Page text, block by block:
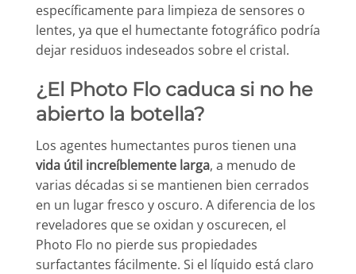
específicamente para limpieza de sensores o
lentes, ya que el humectante fotográfico podría
dejar residuos indeseados sobre el cristal.
¿El Photo Flo caduca si no he
abierto la botella?
Los agentes humectantes puros tienen una
vida útil increíblemente larga, a menudo de
varias décadas si se mantienen bien cerrados
en un lugar fresco y oscuro. A diferencia de los
reveladores que se oxidan y oscurecen, el
Photo Flo no pierde sus propiedades
surfactantes fácilmente. Si el líquido está claro